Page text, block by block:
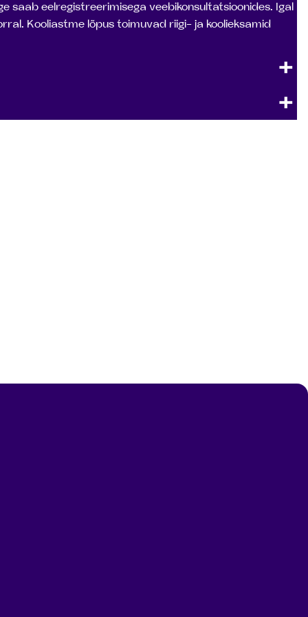
saab eelregistreerimisega veebikonsultatsioonides. Igal
Kooliastme lõpus toimuvad riigi- ja koolieksamid
+
+